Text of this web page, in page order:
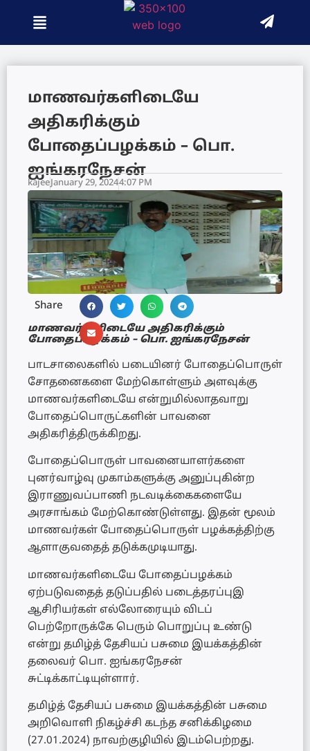
மாணவர்களிடையே
அதிகரிக்கும்
போதைப்பழக்கம் – பொ.
ஐங்கரநேசன்
kajee January 29, 20244:07 PM
Share
மாணவர்களிடையே அதிகரிக்கும்
போதைப்பழக்கம் – பொ. ஐங்கரநேசன்
பாடசாலைகளில் படையினர் போதைப்பொருள்
சோதனைகளை மேற்கொள்ளும் அளவுக்கு
மாணவர்களிடையே என்றுமில்லாதவாறு
போதைப்பொருட்களின் பாவனை
அதிகரித்திருக்கிறது.
போதைப்பொருள் பாவனையாளர்களை
புனர்வாழ்வு முகாம்களுக்கு அனுப்புகின்ற
இராணுவப்பாணி நடவடிக்கைகளையே
அரசாங்கம் மேற்கொண்டுள்ளது. இதன் மூலம்
மாணவர்கள் போதைப்பொருள் பழக்கத்திற்கு
ஆளாகுவதைத் தடுக்கமுடியாது.
மாணவர்களிடையே போதைப்பழக்கம்
ஏற்படுவதைத் தடுப்பதில் படைத்தரப்புஇ
ஆசிரியர்கள் எல்லோரையும் விடப்
பெற்றோருக்கே பெரும் பொறுப்பு உண்டு
என்று தமிழ்த் தேசியப் பசுமை இயக்கத்தின்
தலைவர் பொ. ஐங்கரநேசன்
சுட்டிக்காட்டியுள்ளார்.
தமிழ்த் தேசியப் பசுமை இயக்கத்தின் பசுமை
அறிவொளி நிகழ்ச்சி கடந்த சனிக்கிழமை
(27.01.2024) நாவற்குழியில் இடம்பெற்றது.